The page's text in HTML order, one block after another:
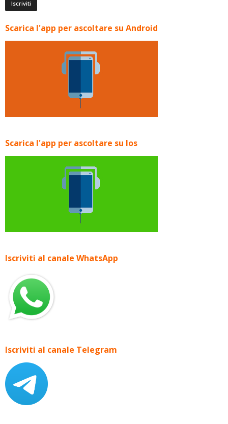
Scarica l'app per ascoltare su Android
Scarica l'app per ascoltare su Ios
Iscriviti al canale WhatsApp
Iscriviti al canale Telegram